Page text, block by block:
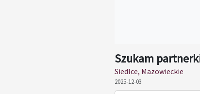
Szukam
Siedlce, Mazowieckie
2025-12-03